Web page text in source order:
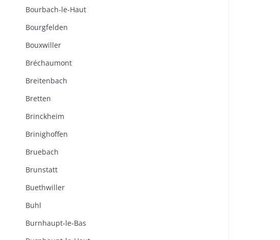
Bourbach-le-Haut
Bourgfelden
Bouxwiller
Bréchaumont
Breitenbach
Bretten
Brinckheim
Brinighoffen
Bruebach
Brunstatt
Buethwiller
Buhl
Burnhaupt-le-Bas